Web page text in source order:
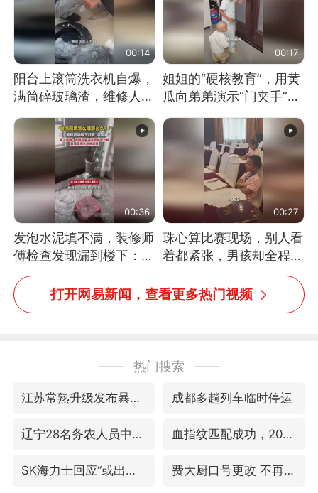
00:14
阳台上滚筒洗衣机自爆，
满筒碎玻璃渣，维修人员
洗衣机自爆
00:17
姐姐的“硬核教育”，用黄
瓜向弟弟演示“门夹手”，
00:36
发泡水泥填不满，装修师
傅检查发现漏到楼下：出
风口未延伸到外墙
00:27
珠心算比赛现场，别人看
着都紧张，男孩却全程气
定神闲、从容作答，最终
拿下冠军。网友：这淡定
的样子，一看就是有实
打开网易新闻，查看更多热门视频
热门搜索
江苏常熟升级发布暴雨红色预警 成都多趟列车临时停运
辽宁28名务农人员中暑死亡？官方辟谣 血指纹匹配成功，20年悬案告破！凶手被执行死刑
SK海力士回应“或出售重庆工厂”传闻 费大厨口号更改 不再宣传小炒肉大王